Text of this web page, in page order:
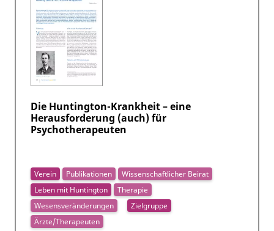
Die Huntington-Krankheit – eine
Herausforderung (auch) für
Psychotherapeuten
Verein Publikationen
Wissenschaftlicher Beirat
Leben mit Huntington
Therapie
Wesensveränderungen
Zielgruppe
Ärzte/Therapeuten